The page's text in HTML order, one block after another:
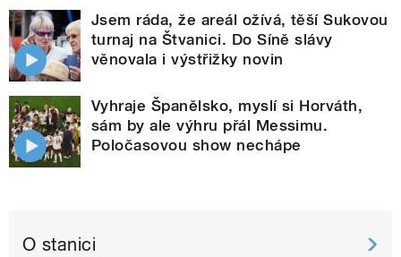
Jsem ráda, že areál ožívá, těší Sukovou
turnaj na Štvanici. Do Síně slávy
věnovala i výstřižky novin
Vyhraje Španělsko, myslí si Horváth,
sám by ale výhru přál Messimu.
Poločasovou show nechápe
O stanici